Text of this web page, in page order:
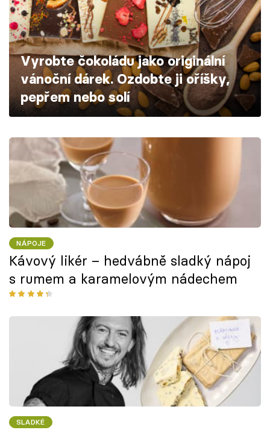
Škola vaření
Recepty z TV
Speciál: Cuketa
Těhotnej kuchař
Přihlášení
Sledujte nás
Vyrobte čokoládu jako originální
vánoční dárek. Ozdobte ji oříšky,
pepřem nebo solí
NÁPOJE
Kávový likér – hedvábně sladký nápoj
s rumem a karamelovým nádechem
SLADKÉ